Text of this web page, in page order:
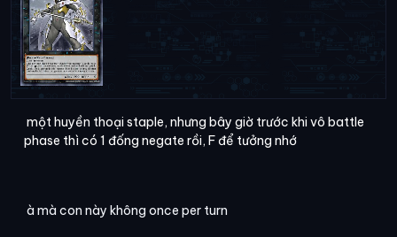
một huyền thoại staple, nhưng bây giờ trước khi vô battle
phase thì có 1 đống negate rồi, F để tưởng nhớ
à mà con này không once per turn